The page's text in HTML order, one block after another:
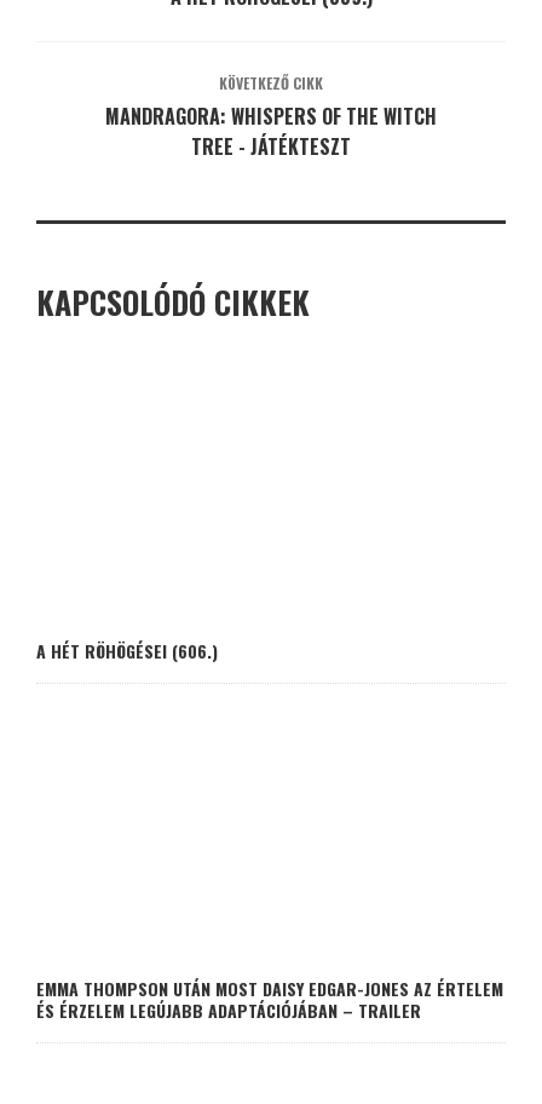
KÖVETKEZŐ CIKK
MANDRAGORA: WHISPERS OF THE WITCH
TREE - JÁTÉKTESZT
KAPCSOLÓDÓ CIKKEK
A HÉT RÖHÖGÉSEI (606.)
EMMA THOMPSON UTÁN MOST DAISY EDGAR-JONES AZ ÉRTELEM
ÉS ÉRZELEM LEGÚJABB ADAPTÁCIÓJÁBAN – TRAILER